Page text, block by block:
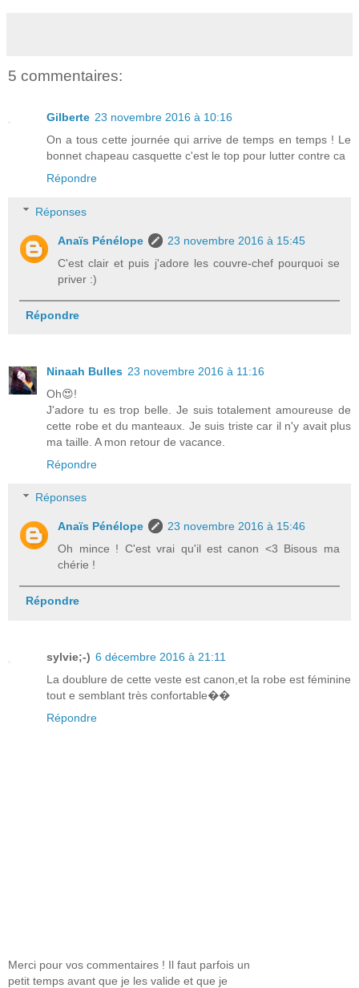
5 commentaires:
Gilberte 23 novembre 2016 à 10:16
On a tous cette journée qui arrive de temps en temps ! Le
bonnet chapeau casquette c'est le top pour lutter contre ca
Répondre
Réponses
Anaïs Pénélope
23 novembre 2016 à 15:45
C'est clair et puis j'adore les couvre-chef pourquoi se
priver :)
Répondre
Ninaah Bulles 23 novembre 2016 à 11:16
Oh😍!
J'adore tu es trop belle. Je suis totalement amoureuse de
cette robe et du manteaux. Je suis triste car il n'y avait plus
ma taille. A mon retour de vacance.
Répondre
Réponses
Anaïs Pénélope
23 novembre 2016 à 15:46
Oh mince ! C'est vrai qu'il est canon <3 Bisous ma
chérie !
Répondre
sylvie;-) 6 décembre 2016 à 21:11
La doublure de cette veste est canon,et la robe est féminine
tout e semblant très confortable��
Répondre
Merci pour vos commentaires ! Il faut parfois un
petit temps avant que je les valide et que je